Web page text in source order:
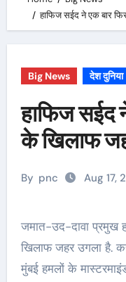
हाफिज सईद ने एक बार
Big News देश दुनिया
हाफिज सईद
के खि‍लाफ
By pnc Aug 17,
जमात-उद-दावा प्रमुख हाफिज सईद ने एक बार फिर भारत के
खि‍लाफ जहर उगला है.
मुंबई हमलों के